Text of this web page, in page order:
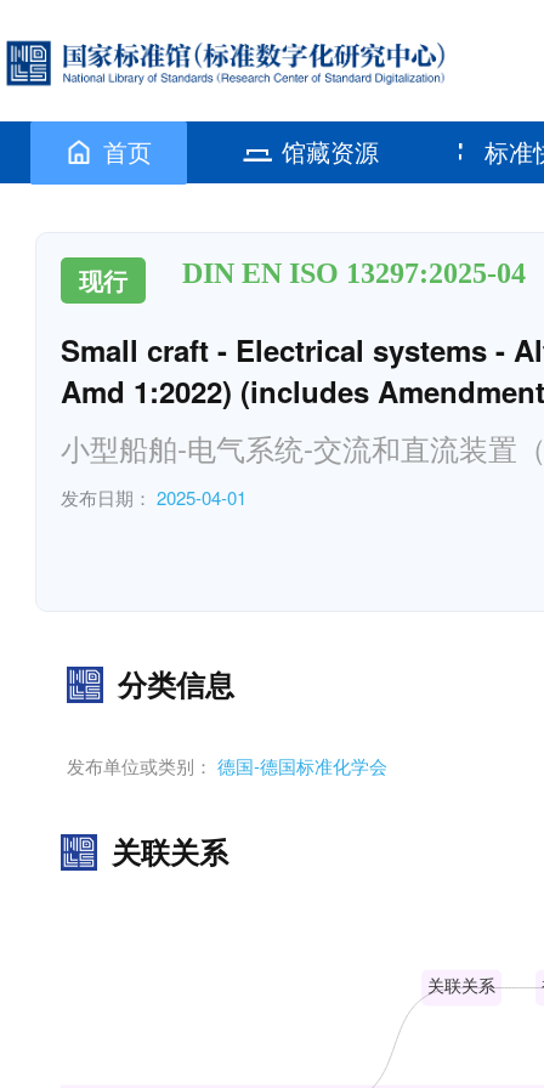
首页 馆藏资源 标准
现行 DIN EN ISO 13297:2025-04
Small craft - Electrical systems -
Amd 1:2022) (includes
小型船舶-电气系统-交流和直流装置
发布日期： 2025-04-01
分类信息
发布单位或类别： 德国-德国标准化学会
关联关系